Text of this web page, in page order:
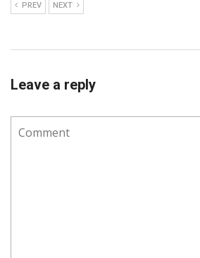
PREV NEXT
Leave a reply